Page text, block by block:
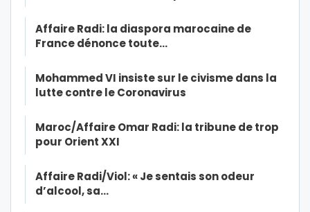
Affaire Radi: la diaspora marocaine de
France dénonce toute…
Mohammed VI insiste sur le civisme dans la
lutte contre le Coronavirus
Maroc/Affaire Omar Radi: la tribune de trop
pour Orient XXI
Affaire Radi/Viol: « Je sentais son odeur
d’alcool, sa…